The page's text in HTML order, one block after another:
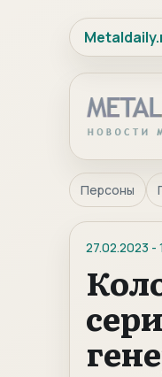
Персоны
27.02.2023 -